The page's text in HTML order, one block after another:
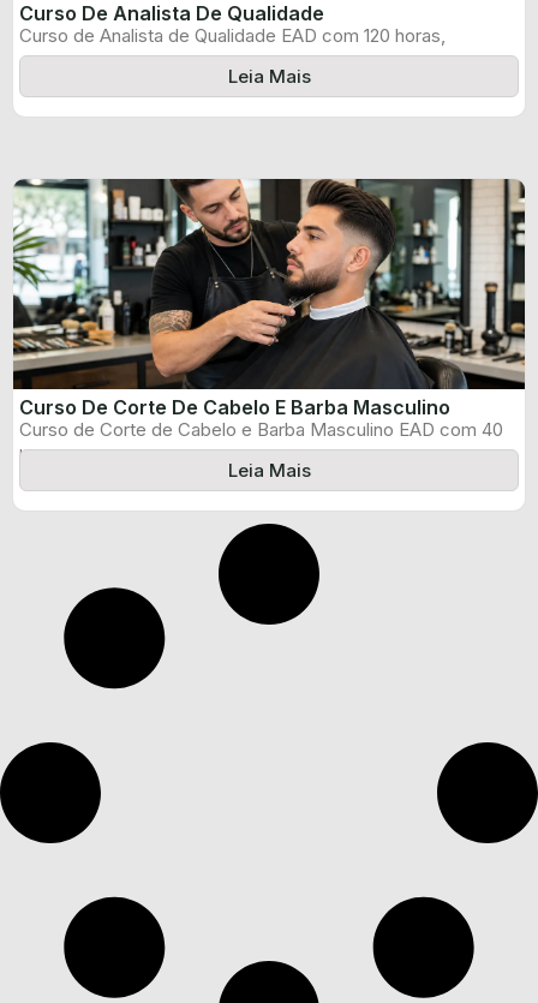
Curso De Analista De Qualidade
Curso de Analista de Qualidade EAD com 120 horas,
certificado informado pelo produtor ...
Leia Mais
Curso De Corte De Cabelo E Barba Masculino
Curso de Corte de Cabelo e Barba Masculino EAD com 40
horas, certificado ...
Leia Mais